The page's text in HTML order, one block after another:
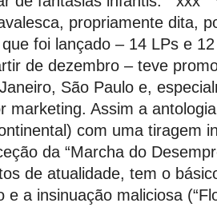
propriamente dita,
foi lançado – 14 LPs e
de dezembro – teve
São Paulo e,
marketing. Assim a
com uma tiragem
da “Marcha do
de atualidade, tem o
e a insinuação maliciosa